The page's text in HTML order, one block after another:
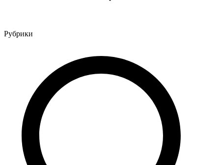
Рубрики